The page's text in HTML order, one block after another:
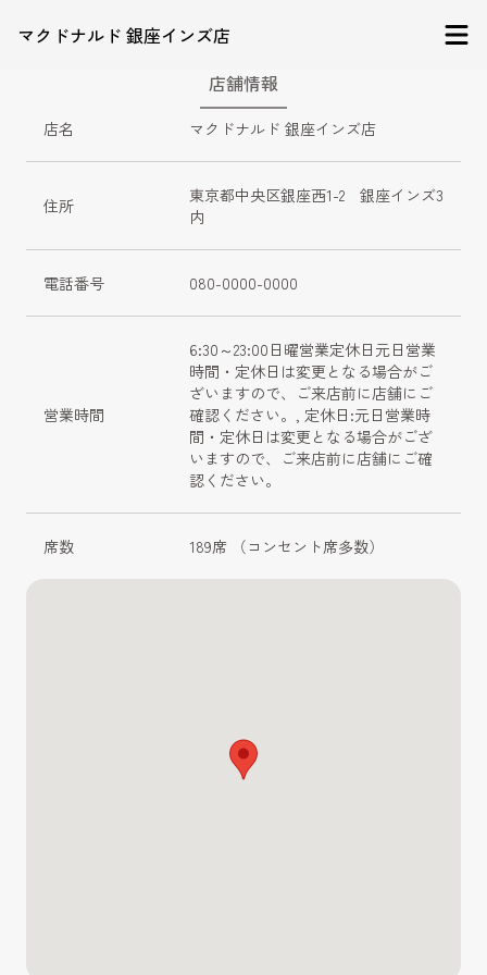
マクドナルド 銀座インズ店
店舗情報
店名 マクドナルド 銀座インズ店
住所
東京都中央区銀座西1-2　銀座インズ3
内
電話番号 080-0000-0000
営業時間
6:30～23:00日曜営業定休日元日営業
時間・定休日は変更となる場合がご
ざいますので、ご来店前に店舗にご
確認ください。, 定休日:元日営業時
間・定休日は変更となる場合がござ
いますので、ご来店前に店舗にご確
認ください。
席数 189席 （コンセント席多数）